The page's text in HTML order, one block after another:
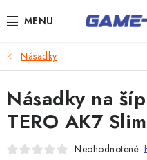
na
Šípky
Poker
Stolný futbal
Násadky
Násadky na
TERO AK7
Neohodnotené